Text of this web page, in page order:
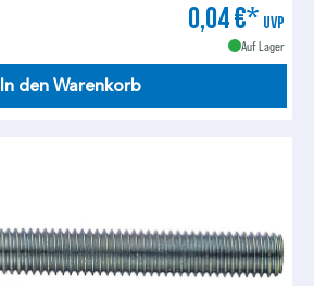
0,04 €* UVP
Auf Lager
In den Warenkorb